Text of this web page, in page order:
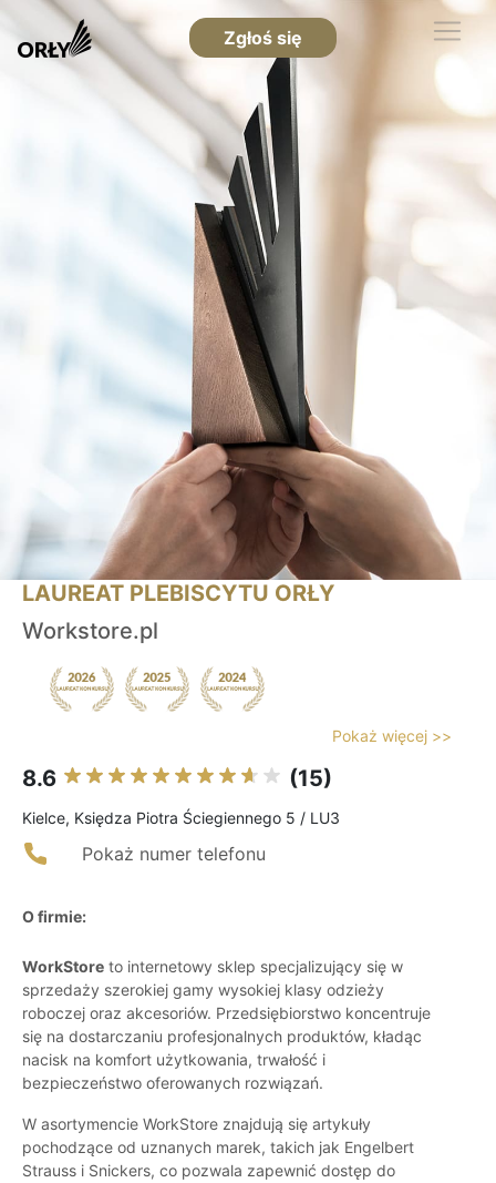
Zgłoś się
LAUREAT PLEBISCYTU ORŁY
Workstore.pl
Pokaż więcej >>
8.6 (15)
Kielce, Księdza Piotra Ściegiennego 5 / LU3
Pokaż numer telefonu
O firmie:
WorkStore to internetowy sklep specjalizujący się w
sprzedaży szerokiej gamy wysokiej klasy odzieży
roboczej oraz akcesoriów. Przedsiębiorstwo koncentruje
się na dostarczaniu profesjonalnych produktów, kładąc
nacisk na komfort użytkowania, trwałość i
bezpieczeństwo oferowanych rozwiązań.
W asortymencie WorkStore znajdują się artykuły
pochodzące od uznanych marek, takich jak Engelbert
Strauss i Snickers, co pozwala zapewnić dostęp do